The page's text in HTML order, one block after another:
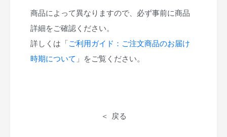
商品によって異なりますので、必ず事前に商品
詳細をご確認ください。
詳しくは「ご利用ガイド：ご注文商品のお届け
時期について 」をご覧ください。
戻る